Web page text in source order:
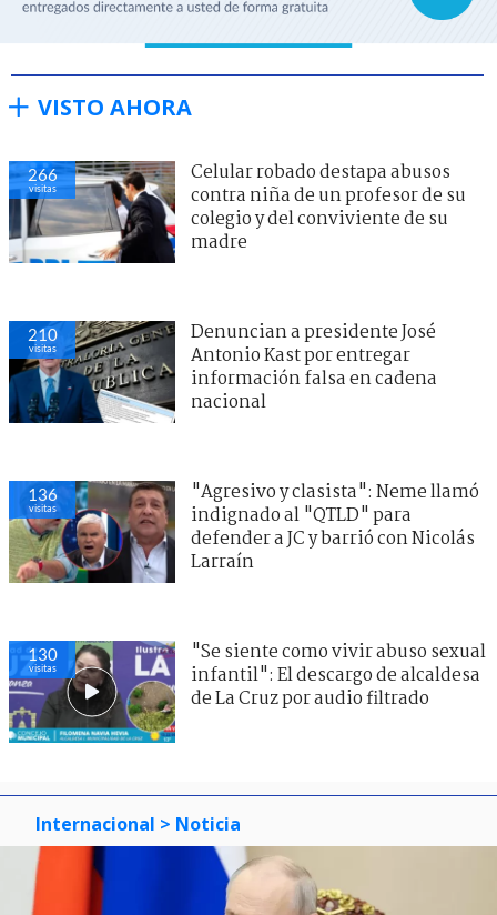
VISTO AHORA
266
visitas
Celular robado destapa abusos
contra niña de un profesor de su
colegio y del conviviente de su
madre
210
visitas
Denuncian a presidente José
Antonio Kast por entregar
información falsa en cadena
nacional
136
visitas
"Agresivo y clasista": Neme llamó
indignado al "QTLD" para
defender a JC y barrió con Nicolás
Larraín
130
visitas
"Se siente como vivir abuso sexual
infantil": El descargo de alcaldesa
de La Cruz por audio filtrado
Internacional > Noticia